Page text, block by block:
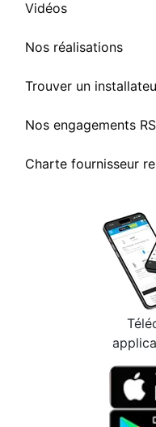
Vidéos
Nos réalisations
Trouver un
Nos engagements
Charte fournisseur